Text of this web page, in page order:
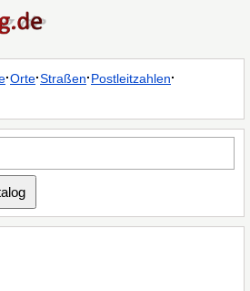
·Orte·Straßen·Postleitzahlen·